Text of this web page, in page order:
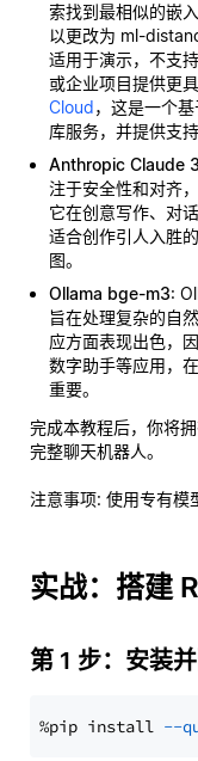
索找到最相似的嵌
以更改为 ml-
适用于演示，不支
或企业项目提供更
Cloud，这是一个
库服务，并提供支
Anthropic Claude 3
注于安全性和对齐
它在创意写作、对
适合创作引人入胜
图。
Ollama bge-m3:
旨在处理复杂的自
应方面表现出色，
数字助手等应用，
重要。
完成本教程后，你将
完整聊天机器人。
注意事项: 使用专有模
实战：搭建
第 1 步：安装
%pip install --